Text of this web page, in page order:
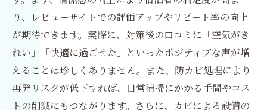
り、レビューサイトでの評価アップやリピート率の向上
が期待できます。実際に、対策後の口コミに「空気がき
れい」「快適に過ごせた」といったポジティブな声が増
えることは珍しくありません。また、防カビ処理により
再発リスクが低下すれば、日常清掃にかかる手間やコス
トの削減にもつながります。さらに、カビによる設備の